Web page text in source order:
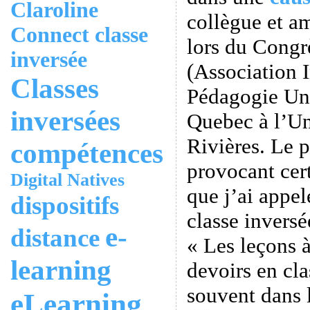
Claroline
Connect classe
inversée
Classes
inversées
compétences
Digital Natives
dispositifs
distance e-
learning
collègue et
lors du
(Association
Pédagogie
Quebec à
Rivières. Le
provocant
que j’ai
classe
« Les leçons
devoirs en
souvent dans